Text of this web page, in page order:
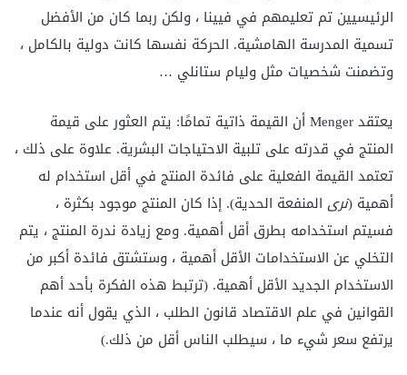
الرئيسيين تم تعليمهم في فيينا ، ولكن ربما كان من الأفضل
تسمية المدرسة الهامشية. الحركة نفسها كانت دولية بالكامل ،
وتضمنت شخصيات مثل وليام ستانلي …
يعتقد Menger أن القيمة ذاتية تمامًا: يتم العثور على قيمة
المنتج في قدرته على تلبية الاحتياجات البشرية. علاوة على ذلك ،
تعتمد القيمة الفعلية على فائدة المنتج في أقل استخدام له
أهمية (نرى المنفعة الحدية). إذا كان المنتج موجود بكثرة ،
فسيتم استخدامه بطرق أقل أهمية. ومع زيادة ندرة المنتج ، يتم
التخلي عن الاستخدامات الأقل أهمية ، وستشتق فائدة أكبر من
الاستخدام الجديد الأقل أهمية. (ترتبط هذه الفكرة بأحد أهم
القوانين في علم الاقتصاد قانون الطلب ، الذي يقول أنه عندما
يرتفع سعر شيء ما ، سيطلب الناس أقل من ذلك.)